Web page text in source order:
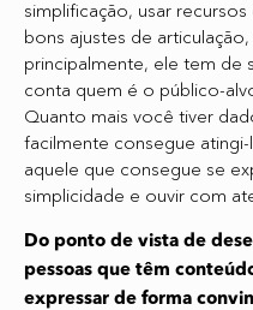
simplificação, usar
bons ajustes de
principalmente, ele tem de
conta quem é o público-
Quanto mais você tiver
facilmente consegue
aquele que consegue se
simplicidade e ouvir com
Do ponto de vista de
pessoas que têm
expressar de forma